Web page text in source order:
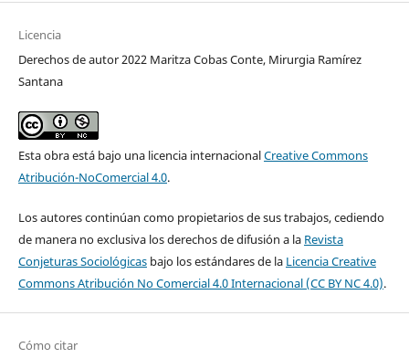
Licencia
Derechos de autor 2022 Maritza Cobas Conte, Mirurgia Ramírez
Santana
Esta obra está bajo una licencia internacionalCreative Commons
Atribución-NoComercial 4.0.
Los autores continúan como propietarios de sus trabajos, cediendo
de manera no exclusiva los derechos de difusión a la Revista
Conjeturas Sociológicasbajo los estándares de la Licencia Creative
Commons Atribución No Comercial 4.0 Internacional (CC BY NC 4.0).
Cómo citar